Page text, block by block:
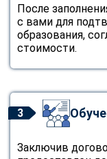
После
с вами для
образования,
стоимости.
3
Заключив